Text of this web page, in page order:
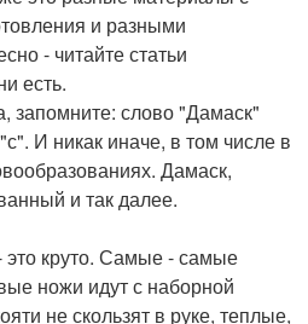
и разными
- читайте статьи
есть.
запомните: слово "Дамаск"
И никак иначе, в том числе в
Дамаск,
и так далее.
круто. Самые - самые
ножи идут с наборной
не скользят в руке, теплые,